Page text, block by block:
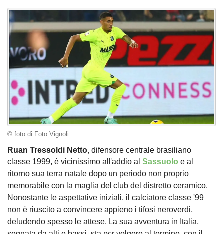
© foto di Foto Vignoli
Ruan Tressoldi Netto, difensore centrale brasiliano
classe 1999, è vicinissimo all'addio al Sassuolo e al
ritorno sua terra natale dopo un periodo non proprio
memorabile con la maglia del club del distretto ceramico.
Nonostante le aspettative iniziali, il calciatore classe '99
non è riuscito a convincere appieno i tifosi neroverdi,
deludendo spesso le attese. La sua avventura in Italia,